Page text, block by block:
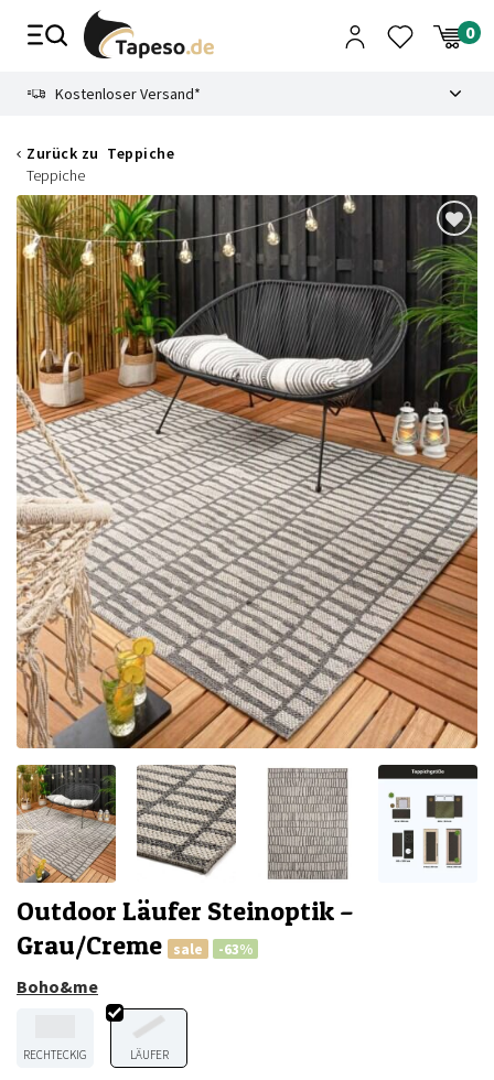
Zusammenbruch
Kostenloser Versand*
Zurück zu Teppiche
Teppiche
Outdoor Läufer Steinoptik –
Grau/Creme
sale -63%
Boho&me
RECHTECKIG LÄUFER